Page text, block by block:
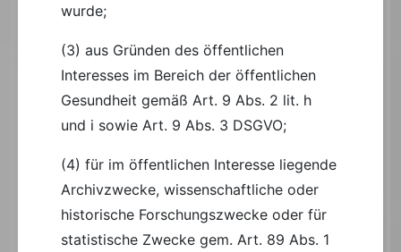
wurde;
(3) aus Gründen des öffentlichen
Interesses im Bereich der öffentlichen
Gesundheit gemäß Art. 9 Abs. 2 lit. h
und i sowie Art. 9 Abs. 3 DSGVO;
(4) für im öffentlichen Interesse liegende
Archivzwecke, wissenschaftliche oder
historische Forschungszwecke oder für
statistische Zwecke gem. Art. 89 Abs. 1